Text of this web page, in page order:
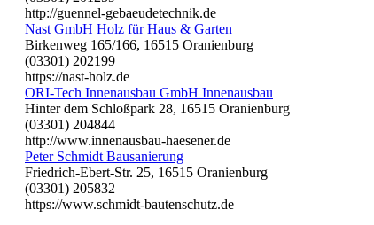
http://guennel-gebaeudetechnik.de
Nast GmbH Holz für Haus & Garten
Birkenweg 165/166, 16515 Oranienburg
(03301) 202199
https://nast-holz.de
ORI-Tech Innenausbau GmbH Innenausbau
Hinter dem Schloßpark 28, 16515 Oranienburg
(03301) 204844
http://www.innenausbau-haesener.de
Peter Schmidt Bausanierung
Friedrich-Ebert-Str. 25, 16515 Oranienburg
(03301) 205832
https://www.schmidt-bautenschutz.de